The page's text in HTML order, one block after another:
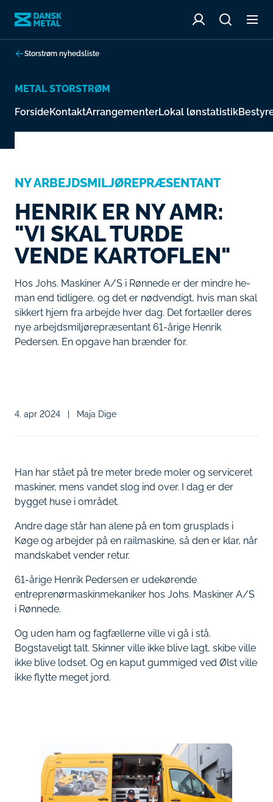
Storstrøm nyhedsliste
METAL STORSTRØM
ForsideKontaktArrangementerLokal lønstatistik
NY ARBEJDSMILJØREPRÆSENTANT
HENRIK ER NY AMR:
"VI SKAL TURDE
VENDE KARTOFLEN"
Hos Johs. Maskiner A/S i Rønnede er der mindre he-
man end tidligere, og det er nødvendigt, hvis man skal
sikkert hjem fra arbejde hver dag. Det fortæller deres
nye arbejdsmiljørepræsentant 61-årige Henrik
Pedersen. En opgave han brænder for.
4. apr 2024 Maja Dige
Han har stået på tre meter brede moler og serviceret
maskiner, mens vandet slog ind over. I dag er der
bygget huse i området.
Andre dage står han alene på en tom grusplads i
Køge og arbejder på en railmaskine, så den er klar, når
mandskabet vender retur.
61-årige Henrik Pedersen er udekørende
entreprenørmaskinmekaniker hos Johs. Maskiner A/S
i Rønnede.
Og uden ham og fagfællerne ville vi gå i stå.
Bogstaveligt talt. Skinner ville ikke blive lagt, skibe ville
ikke blive lodset. Og en kaput gummiged ved Ølst ville
ikke flytte meget jord.